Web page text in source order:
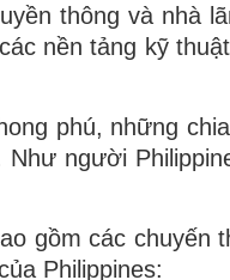
thông và nhà
nền tảng kỹ
phú, những
người
gồm các
Philippines: